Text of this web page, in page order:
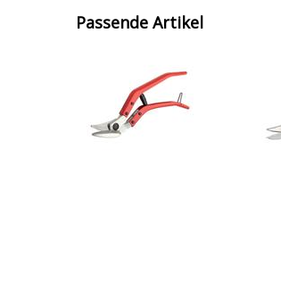
Passende Artikel